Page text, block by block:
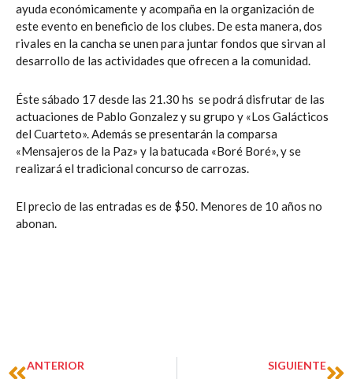
ayuda económicamente y acompaña en la organización de
este evento en beneficio de los clubes. De esta manera, dos
rivales en la cancha se unen para juntar fondos que sirvan al
desarrollo de las actividades que ofrecen a la comunidad.
Éste sábado 17 desde las 21.30 hs se podrá disfrutar de las
actuaciones de Pablo Gonzalez y su grupo y «Los Galácticos
del Cuarteto». Además se presentarán la comparsa
«Mensajeros de la Paz» y la batucada «Boré Boré», y se
realizará el tradicional concurso de carrozas.
El precio de las entradas es de $50. Menores de 10 años no
abonan.
Prev
ANTERIOR
SIGUIENTE